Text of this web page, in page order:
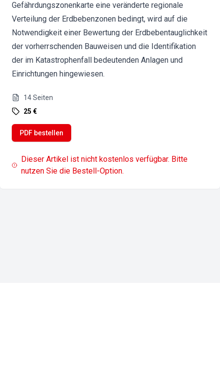
Gefährdungszonenkarte eine veränderte regionale
Verteilung der Erdbebenzonen bedingt, wird auf die
Notwendigkeit einer Bewertung der Erdbebentauglichkeit
der vorherrschenden Bauweisen und die Identifikation
der im Katastrophenfall bedeutenden Anlagen und
Einrichtungen hingewiesen.
14Seiten
25 €
PDF bestellen
Dieser Artikel ist nicht kostenlos verfügbar. Bitte
nutzen Sie die Bestell-Option.